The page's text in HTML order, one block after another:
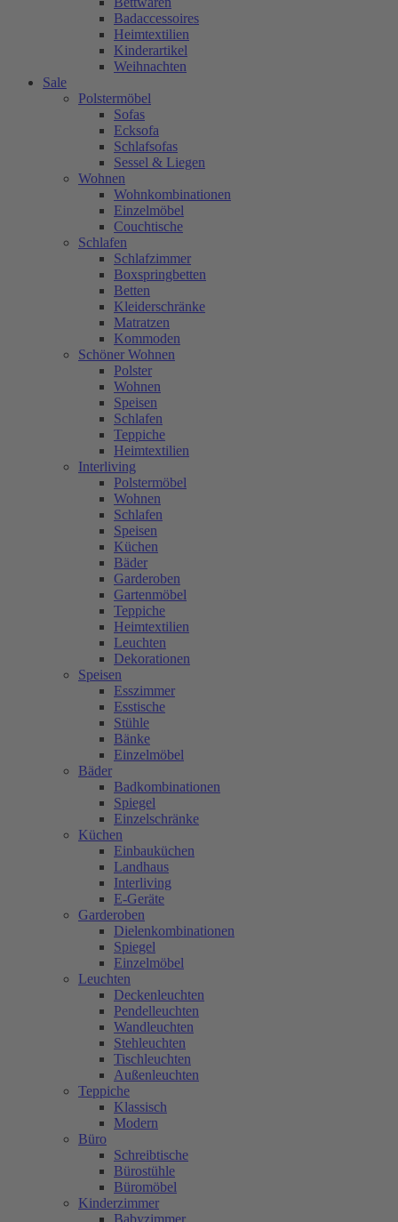
Badaccessoires
Heimtextilien
Kinderartikel
Weihnachten
Sale
Polstermöbel
Sofas
Ecksofa
Schlafsofas
Sessel & Liegen
Wohnen
Wohnkombinationen
Einzelmöbel
Couchtische
Schlafen
Schlafzimmer
Boxspringbetten
Betten
Kleiderschränke
Matratzen
Kommoden
Schöner Wohnen
Polster
Wohnen
Speisen
Schlafen
Teppiche
Heimtextilien
Interliving
Polstermöbel
Wohnen
Schlafen
Speisen
Küchen
Bäder
Garderoben
Gartenmöbel
Teppiche
Heimtextilien
Leuchten
Dekorationen
Speisen
Esszimmer
Esstische
Stühle
Bänke
Einzelmöbel
Bäder
Badkombinationen
Spiegel
Einzelschränke
Küchen
Einbauküchen
Landhaus
Interliving
E-Geräte
Garderoben
Dielenkombinationen
Spiegel
Einzelmöbel
Leuchten
Deckenleuchten
Pendelleuchten
Wandleuchten
Stehleuchten
Tischleuchten
Außenleuchten
Teppiche
Klassisch
Modern
Büro
Schreibtische
Bürostühle
Büromöbel
Kinderzimmer
Babyzimmer